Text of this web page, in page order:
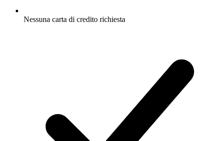
Nessuna carta di credito richiesta